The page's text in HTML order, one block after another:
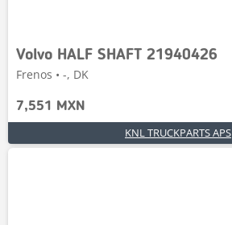
Volvo HALF SHAFT 21940426
Frenos • -, DK
7,551 MXN
KNL TRUCKPARTS APS